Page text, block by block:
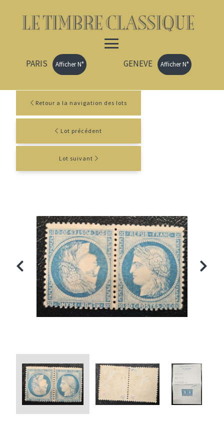
PARIS Afficher N° GENEVE Afficher N°
Retour a la navigation des lots
Lot précédent
Lot suivant